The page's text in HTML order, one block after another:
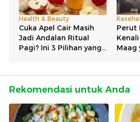
Rekomendasi untuk Anda